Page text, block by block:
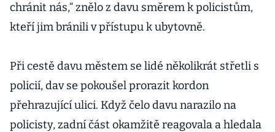
chránit nás,“ znělo z davu směrem k policistům,
kteří jim bránili v přístupu k ubytovně.
Při cestě davu městem se lidé několikrát střetli s
policií, dav se pokoušel prorazit kordon
přehrazující ulici. Když čelo davu narazilo na
policisty, zadní část okamžitě reagovala a hledala